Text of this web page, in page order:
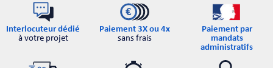
Interlocuteur dédié
à votre projet
Paiement 3X ou 4x
sans frais
Paiement par
mandats
administratifs